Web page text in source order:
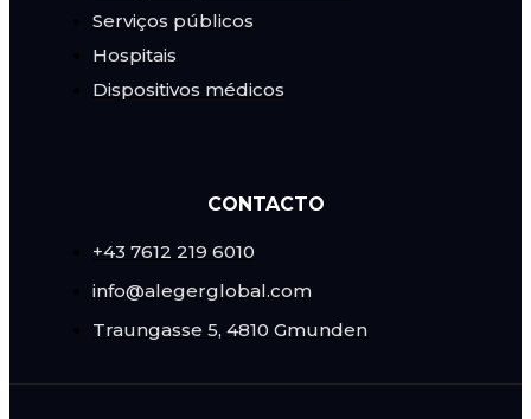
Serviços públicos
Hospitais
Dispositivos médicos
CONTACTO
+43 7612 219 6010
info@alegerglobal.com
Traungasse 5, 4810 Gmunden